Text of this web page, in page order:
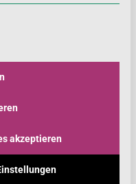
Effekten einer
Fettsäuren bei gesun
Brausetabletten
für die eine
akzeptieren